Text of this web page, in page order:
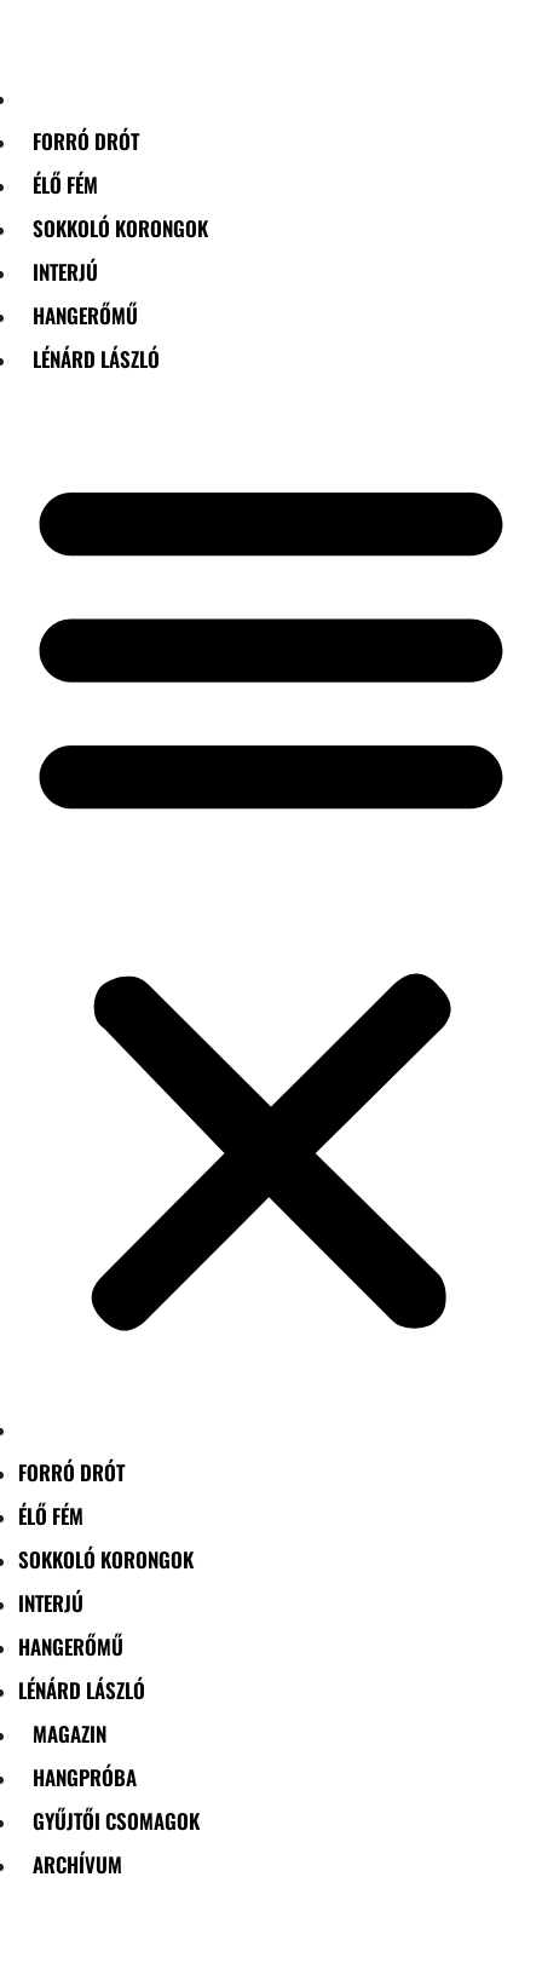
FORRÓ DRÓT
ÉLŐ FÉM
SOKKOLÓ KORONGOK
INTERJÚ
HANGERŐMŰ
LÉNÁRD LÁSZLÓ
FORRÓ DRÓT
ÉLŐ FÉM
SOKKOLÓ KORONGOK
INTERJÚ
HANGERŐMŰ
LÉNÁRD LÁSZLÓ
MAGAZIN
HANGPRÓBA
GYŰJTŐI CSOMAGOK
ARCHÍVUM